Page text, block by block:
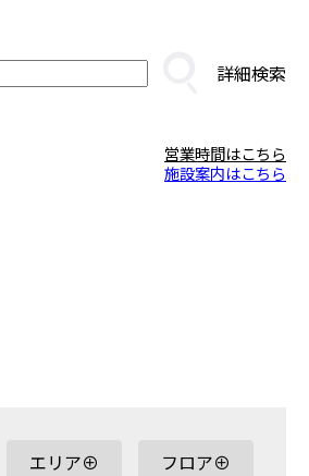
詳細検索
営業時間はこちら
施設案内はこちら
エリア⊕ フロア⊕